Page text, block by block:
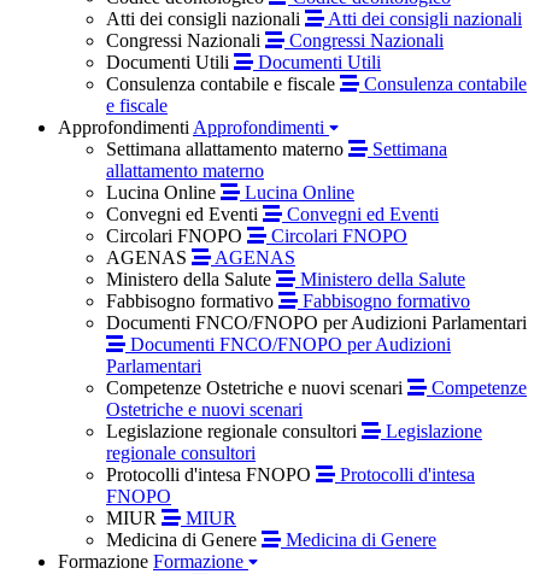
Atti dei consigli nazionali
Atti dei consigli nazionali
Congressi Nazionali
Congressi Nazionali
Documenti Utili
Documenti Utili
Consulenza contabile e fiscale
Consulenza contabile
e fiscale
Approfondimenti Approfondimenti
Settimana allattamento materno
Settimana
allattamento materno
Lucina Online
Lucina Online
Convegni ed Eventi
Convegni ed Eventi
Circolari FNOPO
Circolari FNOPO
AGENAS
AGENAS
Ministero della Salute
Ministero della Salute
Fabbisogno formativo
Fabbisogno formativo
Documenti FNCO/FNOPO per Audizioni Parlamentari
Documenti FNCO/FNOPO per Audizioni
Parlamentari
Competenze Ostetriche e nuovi scenari
Competenze
Ostetriche e nuovi scenari
Legislazione regionale consultori
Legislazione
regionale consultori
Protocolli d'intesa FNOPO
Protocolli d'intesa
FNOPO
MIUR
MIUR
Medicina di Genere
Medicina di Genere
Formazione Formazione